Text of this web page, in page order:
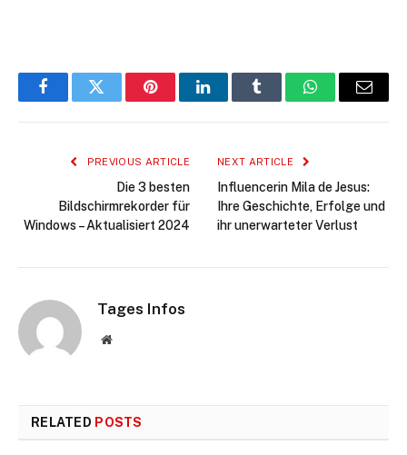
FacebookTwitter PinterestLinkedInTumblr WhatsAppEmail
PREVIOUS ARTICLE
Die 3 besten
Bildschirmrekorder für
Windows – Aktualisiert 2024
NEXT ARTICLE
Influencerin Mila de Jesus:
Ihre Geschichte, Erfolge und
ihr unerwarteter Verlust
Tages Infos
Website
RELATED POSTS